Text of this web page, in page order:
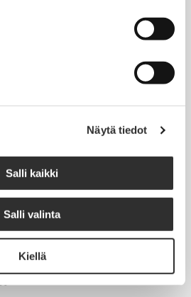
Näytä tiedot
Salli kaikki
Salli valinta
Kiellä